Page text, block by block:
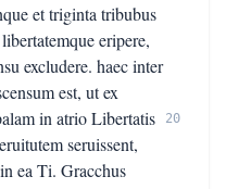
et triginta tribubus
eripere,
excludere. haec inter
est, ut ex
in atrio Libertatis
seruissent,
ea Ti. Gracchus
20